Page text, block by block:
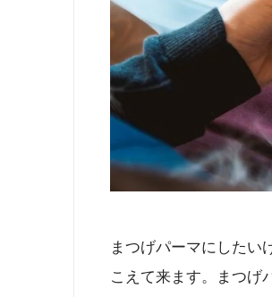
まつげパーマにしたい
こえて来ます。まつげ